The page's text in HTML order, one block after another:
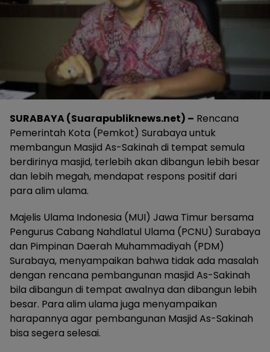
SURABAYA (Suarapubliknews.net) – Rencana
Pemerintah Kota (Pemkot) Surabaya untuk
membangun Masjid As-Sakinah di tempat semula
berdirinya masjid, terlebih akan dibangun lebih besar
dan lebih megah, mendapat respons positif dari
para alim ulama.
Majelis Ulama Indonesia (MUI) Jawa Timur bersama
Pengurus Cabang Nahdlatul Ulama (PCNU) Surabaya
dan Pimpinan Daerah Muhammadiyah (PDM)
Surabaya, menyampaikan bahwa tidak ada masalah
dengan rencana pembangunan masjid As-Sakinah
bila dibangun di tempat awalnya dan dibangun lebih
besar. Para alim ulama juga menyampaikan
harapannya agar pembangunan Masjid As-Sakinah
bisa segera selesai.